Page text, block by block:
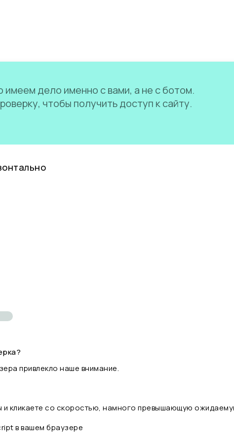
дело именно с вами, а не с ботом.
чтобы получить доступ к сайту.
привлекло наше внимание.
и кликаете со скоростью, намного превышающую
в вашем браузере